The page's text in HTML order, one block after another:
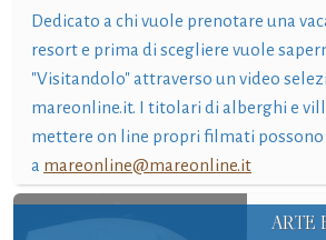
Dedicato a chi vuole prenotare una
resort e prima di scegliere vuole
"Visitandolo" attraverso un video
mareonline.it. I titolari di alberghi e
mettere on line propri filmati possono
a mareonline@mareonline.it
ARTE